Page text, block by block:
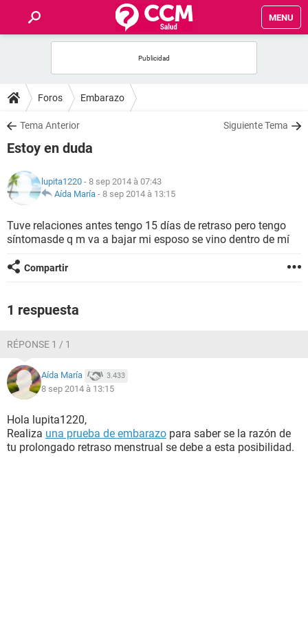
MENU
FORUMS
SALUD
FAMILIA
NUTRICIÓN
BIENESTAR
SEXUALIDAD
Foros Embarazo
Tema Anterior Siguiente Tema
Estoy en duda
lupita1220 - 8 sep 2014 à 07:43
Aída María - 8 sep 2014 à 13:15
Tuve relaciones antes tengo 15 días de retraso pero tengo
síntomasde q m va a bajar mi esposo se vino dentro de mí
Compartir
1 respuesta
RÉPONSE 1 / 1
Aída María 3.433
8 sep 2014 à 13:15
Hola lupita1220,
Realiza una prueba de embarazo para saber se la razón de
tu prolongado retraso menstrual se debe a esta posibilidad.